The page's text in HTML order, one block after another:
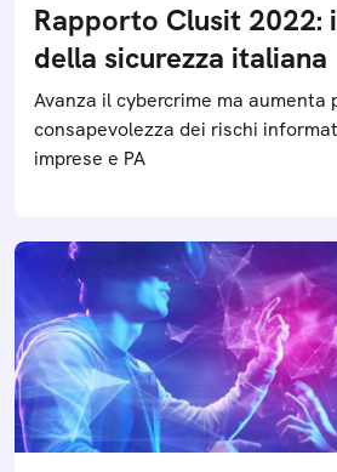
Rapporto Clusit 2022:
della sicurezza italiana
Avanza il cybercrime ma aumenta
consapevolezza dei rischi
imprese e PA